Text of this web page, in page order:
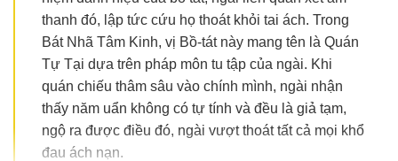
thanh đó, lập tức cứu họ thoát khỏi tai ách. Trong
Bát Nhã Tâm Kinh, vị Bồ-tát này mang tên là Quán
Tự Tại dựa trên pháp môn tu tập của ngài. Khi
quán chiếu thâm sâu vào chính mình, ngài nhận
thấy năm uẩn không có tự tính và đều là giả tạm,
ngộ ra được điều đó, ngài vượt thoát tất cả mọi khổ
đau ách nạn.